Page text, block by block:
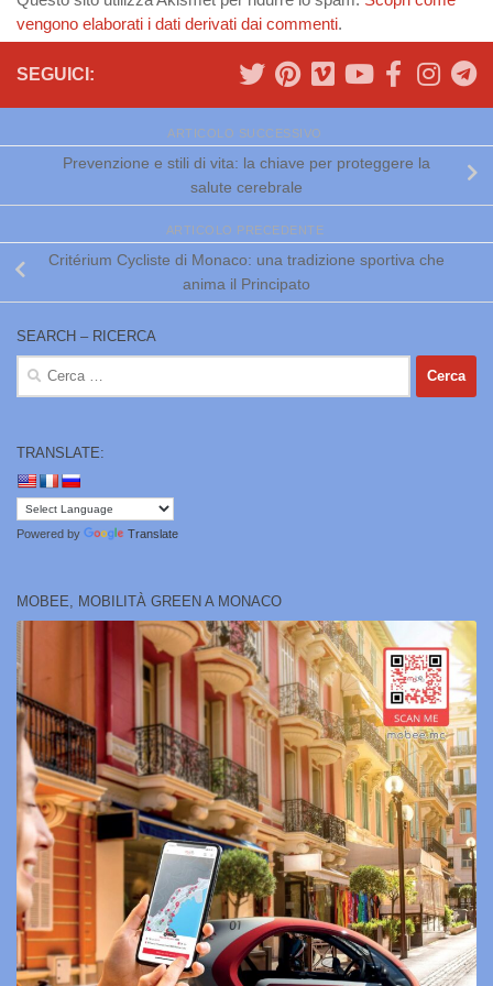
vengono elaborati i dati derivati dai commenti.
SEGUICI:
ARTICOLO SUCCESSIVO
Prevenzione e stili di vita: la chiave per proteggere la
salute cerebrale
ARTICOLO PRECEDENTE
Critérium Cycliste di Monaco: una tradizione sportiva che
anima il Principato
SEARCH – RICERCA
Ricerca
TRANSLATE:
Powered by Translate
MOBEE, MOBILITÀ GREEN A MONACO